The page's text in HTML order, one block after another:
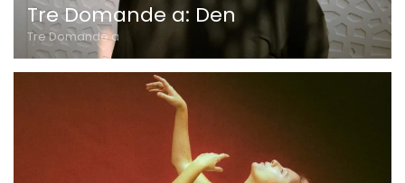
Tre Domande a: Den
Tre Domande a